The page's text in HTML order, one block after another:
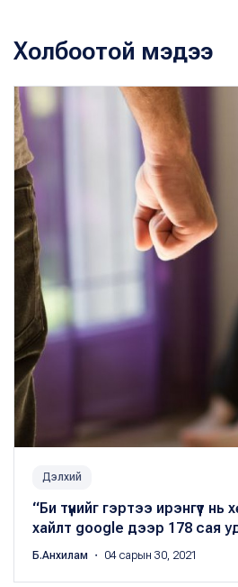
Холбоотой мэдээ
Дэлхий
“Би түүнийг гэртээ ирэнгүүт
хайлт google дээр 178 сая
Б.Анхилам ・ 04 сарын 30, 2021